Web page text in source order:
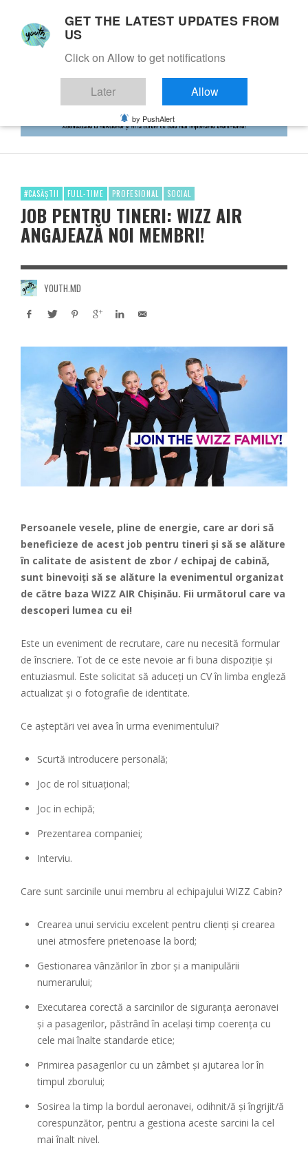
#CASĂȘTII FULL-TIME PROFESIONAL SOCIAL
JOB PENTRU TINERI: WIZZ AIR
ANGAJEAZĂ NOI MEMBRI!
YOUTH.MD
Persoanele vesele, pline de energie, care ar dori să
beneficieze de acest job pentru tineri şi să se alăture
în calitate de asistent de zbor / echipaj de cabină,
sunt binevoiți să se alăture la evenimentul organizat
de către baza WIZZ AIR Chișinău. Fii următorul care va
descoperi lumea cu ei!
Este un eveniment de recrutare, care nu necesită formular
de înscriere. Tot de ce este nevoie ar fi buna dispoziție și
entuziasmul. Este solicitat să aduceţi un CV în limba engleză
actualizat și o fotografie de identitate.
Ce așteptări vei avea în urma evenimentului?
Scurtă introducere personală;
Joc de rol situațional;
Joc in echipă;
Prezentarea companiei;
Interviu.
Care sunt sarcinile unui membru al echipajului WIZZ Cabin?
Crearea unui serviciu excelent pentru clienți și crearea
unei atmosfere prietenoase la bord;
Gestionarea vânzărilor în zbor și a manipulării
numerarului;
Executarea corectă a sarcinilor de siguranța aeronavei
și a pasagerilor, păstrând în același timp coerența cu
cele mai înalte standarde etice;
Primirea pasagerilor cu un zâmbet și ajutarea lor în
timpul zborului;
Sosirea la timp la bordul aeronavei, odihnit/ă și îngrijit/ă
corespunzător, pentru a gestiona aceste sarcini la cel
mai înalt nivel.
GET THE LATEST UPDATES FROM
US
Click on Allow to get notifications
Later Allow
by PushAlert